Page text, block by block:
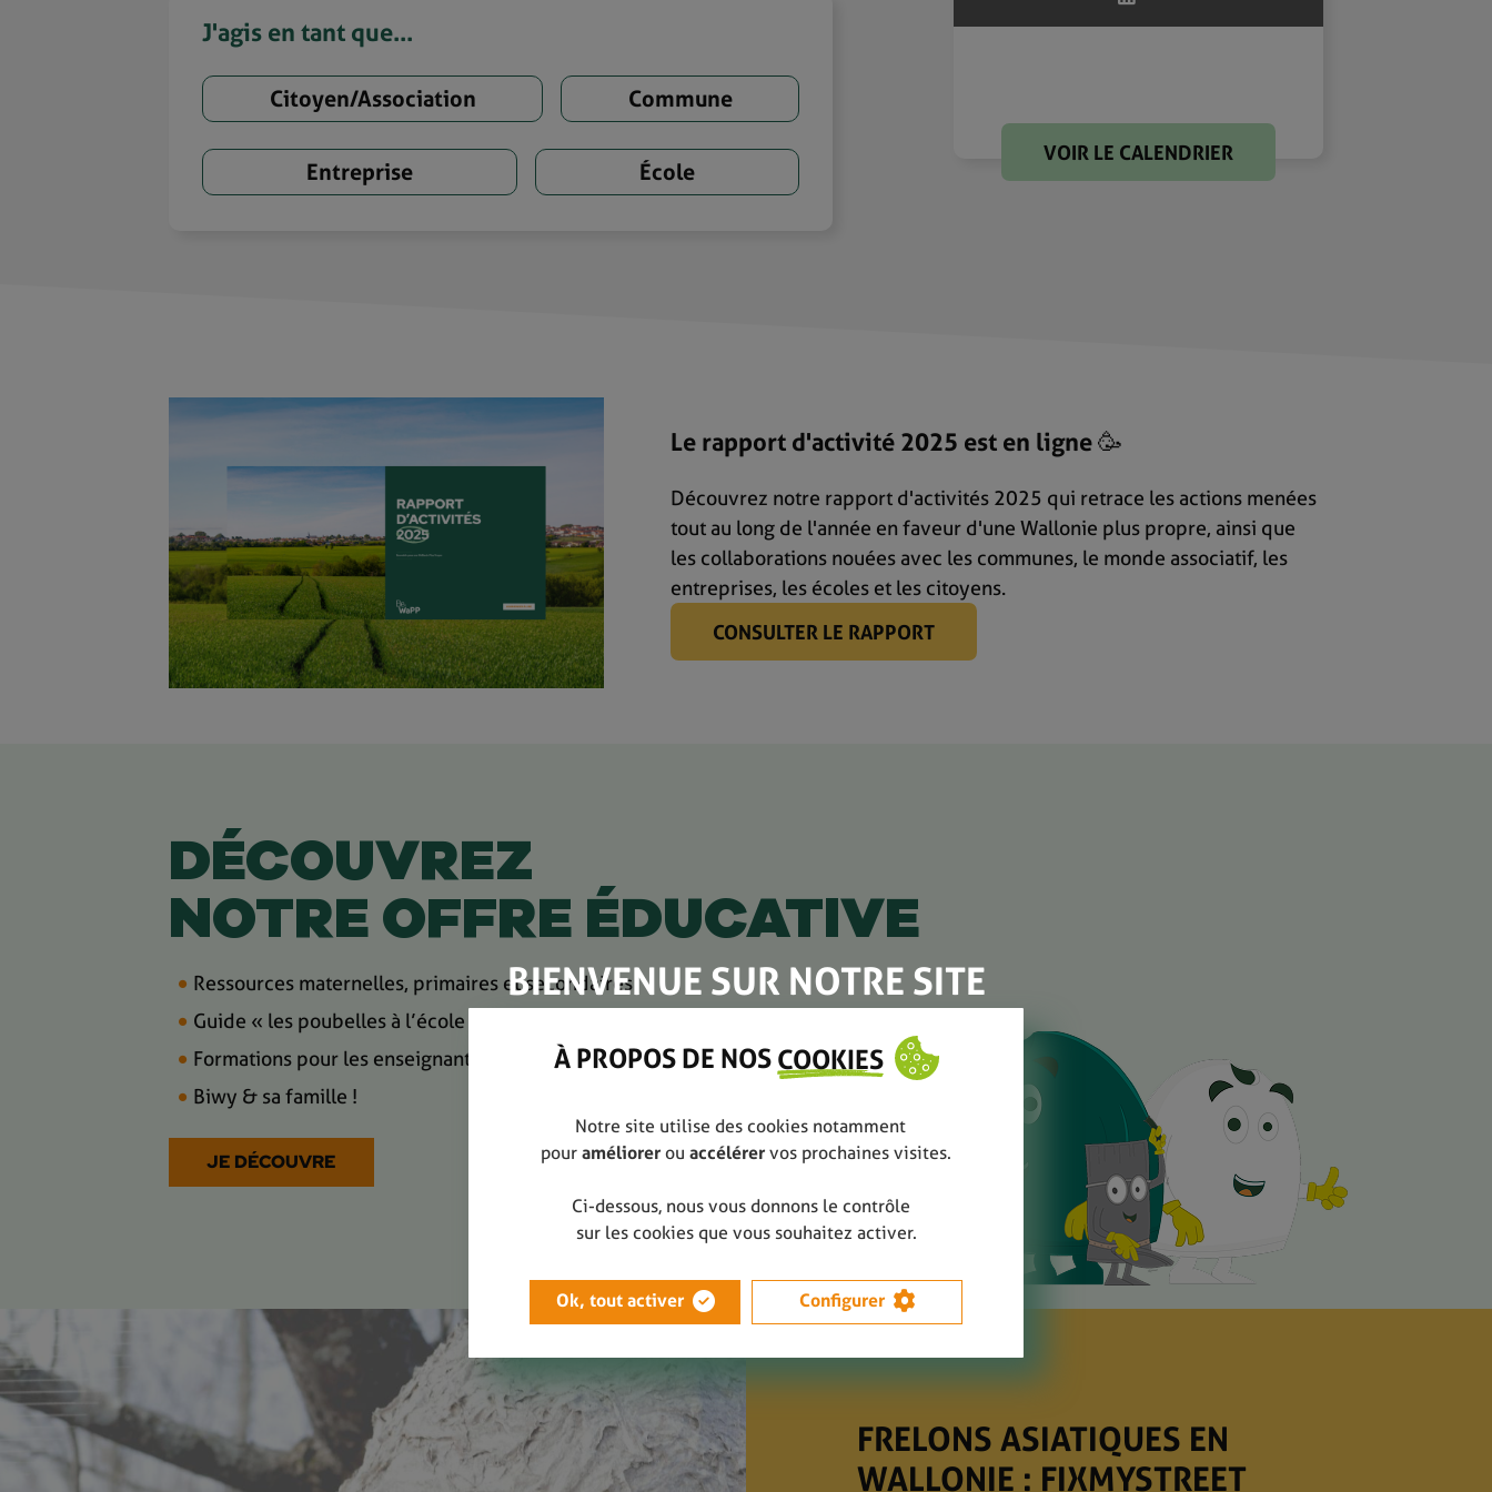
J'agis en tant que...
Citoyen/Association Commune
Entreprise École
VOIR LE CALENDRIER
Le rapport d'activité 2025 est en ligne 🥳
Découvrez notre rapport d'activités 2025 qui retrace les actions menées
tout au long de l'année en faveur d'une Wallonie plus propre, ainsi que
les collaborations nouées avec les communes, le monde associatif, les
entreprises, les écoles et les citoyens.
CONSULTER LE RAPPORT
DÉCOUVREZ
NOTRE OFFRE ÉDUCATIVE
Ressources maternelles, primaires et secondaires
Guide « les poubelles à l’école »
Formations pour les enseignants
Biwy & sa famille !
JE DÉCOUVRE
FRELONS ASIATIQUES EN
WALLONIE : FIXMYSTREET
52 NOUVELLES ÉCOLES
BIENVENUE SUR NOTRE SITE
À PROPOS DE NOS COOKIES
Notre site utilise des cookies notamment
pour améliorer ou accélérer vos prochaines visites.
Ci-dessous, nous vous donnons le contrôle
sur les cookies que vous souhaitez activer.
Ok, tout activer Configurer